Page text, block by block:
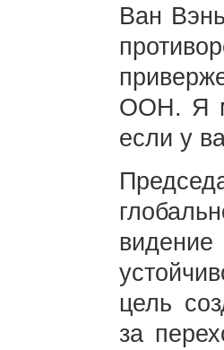
Ван
ООН. Я
если у
цель
за